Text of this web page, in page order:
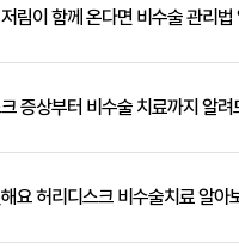
림이 함께 온다면 비수술 관리법
증상부터 비수술 치료까지 알려
요 허리디스크 비수술치료 알아